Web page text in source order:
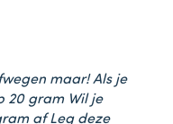
maar! Als je
20 gram Wil je
af Leg deze